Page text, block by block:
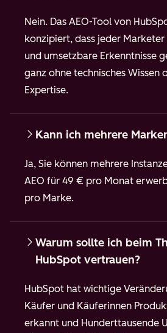
Nein. Das AEO-Tool von
konzipiert, dass jeder
und umsetzbare Erkenntnisse
ganz ohne technisches Wissen
Expertise.
Kann ich mehrere
Ja, Sie können mehrere
AEO für 49 € pro Monat
pro Marke.
Warum sollte ich beim
HubSpot vertrauen?
HubSpot hat wichtige
Käufer und Käuferinnen
erkannt und Hunderttausende